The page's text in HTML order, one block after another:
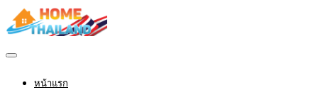
หน้าแรก